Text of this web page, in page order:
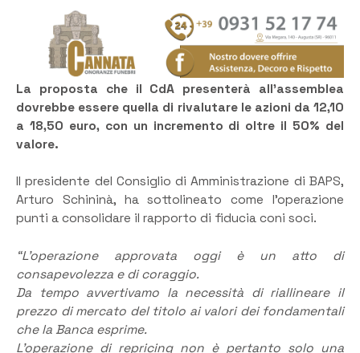
La proposta che il CdA presenterà all’assemblea
dovrebbe essere quella di rivalutare le azioni da 12,10
a 18,50 euro, con un incremento di oltre il 50% del
valore.
Il presidente del Consiglio di Amministrazione di BAPS,
Arturo Schininà, ha sottolineato come l’operazione
punti a consolidare il rapporto di fiducia coni soci.
“L’operazione approvata oggi è un atto di
consapevolezza e di coraggio.
Da tempo avvertivamo la necessità di riallineare il
prezzo di mercato del titolo ai valori dei fondamentali
che la Banca esprime.
L’operazione di repricing non è pertanto solo una